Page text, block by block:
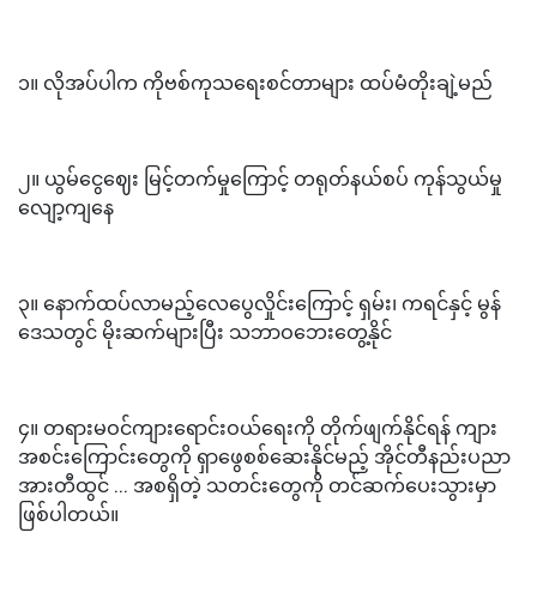
၁။ လိုအပ်ပါက ကိုဗစ်ကုသရေးစင်တာများ ထပ်မံတိုးချဲ့မည်
၂။ ယွမ်ငွေဈေး မြင့်တက်မှုကြောင့် တရုတ်နယ်စပ် ကုန်သွယ်မှု
လျော့ကျနေ
၃။ နောက်ထပ်လာမည့်လေပွေလှိုင်းကြောင့် ရှမ်း၊ ကရင်နှင့် မွန်
ဒေသတွင် မိုးဆက်များပြီး သဘာဝဘေးတွေ့နိုင်
၄။ တရားမဝင်ကျားရောင်းဝယ်ရေးကို တိုက်ဖျက်နိုင်ရန် ကျား
အစင်းကြောင်းတွေကို ရှာဖွေစစ်ဆေးနိုင်မည့် အိုင်တီနည်းပညာ
အားတီထွင် ... အစရှိတဲ့ သတင်းတွေကို တင်ဆက်ပေးသွားမှာ
ဖြစ်ပါတယ်။